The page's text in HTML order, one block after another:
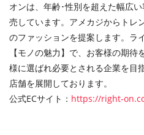
オンは、年齢･性別を超えた幅広
売しています。アメカジからトレ
のファッションを提案します。ラ
【モノの魅力】で、お客様の期
様に選ばれ必要とされる企業を目
店舗を展開しております。
公式ECサイト： https://right-